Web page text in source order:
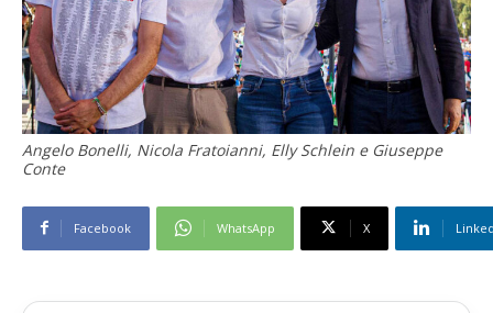
Angelo Bonelli, Nicola Fratoianni, Elly Schlein e Giuseppe
Conte
Facebook WhatsApp X